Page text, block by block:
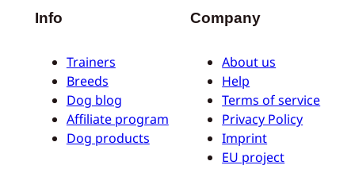
Info
Trainers
Breeds
Dog blog
Affiliate program
Dog products
Company
About us
Help
Terms of service
Privacy Policy
Imprint
EU project